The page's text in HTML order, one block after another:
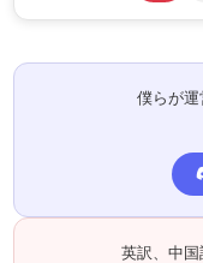
僕らが運
英訳、中